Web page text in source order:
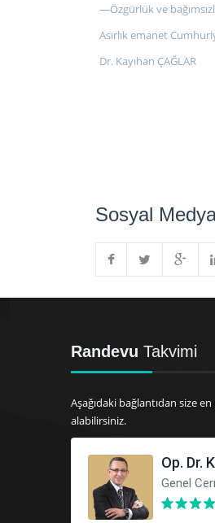
—Özgürlük ve
Asırlık emanet
Dr. Kayıhan ÇAĞLAR
Sosyal
Randevu Takvimi
Aşağıdaki bağlantıdan size
alabilirsiniz.